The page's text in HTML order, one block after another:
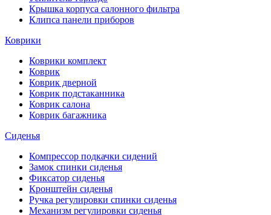
Крышка корпуса салонного фильтра
Клипса панели приборов
Коврики
Коврики комплект
Коврик
Коврик дверной
Коврик подстаканника
Коврик салона
Коврик багажника
Сиденья
Компрессор подкачки сидений
Замок спинки сиденья
Фиксатор сиденья
Кронштейн сиденья
Ручка регулировки спинки сиденья
Механизм регулировки сиденья